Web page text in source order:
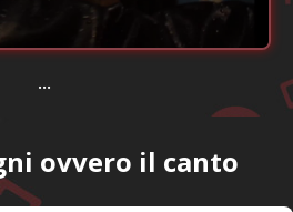
...
ovvero il canto